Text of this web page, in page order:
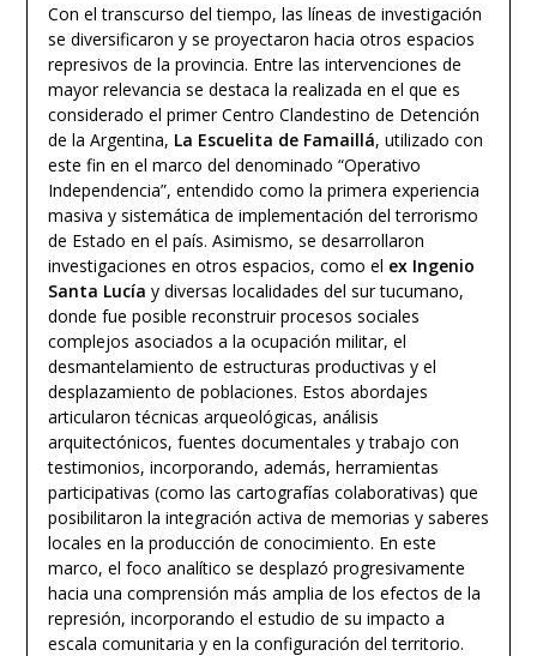
Con el transcurso del tiempo, las líneas de investigación
se diversificaron y se proyectaron hacia otros espacios
represivos de la provincia. Entre las intervenciones de
mayor relevancia se destaca la realizada en el que es
considerado el primer Centro Clandestino de Detención
de la Argentina, La Escuelita de Famaillá, utilizado con
este fin en el marco del denominado “Operativo
Independencia”, entendido como la primera experiencia
masiva y sistemática de implementación del terrorismo
de Estado en el país. Asimismo, se desarrollaron
investigaciones en otros espacios, como el ex Ingenio
Santa Lucía y diversas localidades del sur tucumano,
donde fue posible reconstruir procesos sociales
complejos asociados a la ocupación militar, el
desmantelamiento de estructuras productivas y el
desplazamiento de poblaciones. Estos abordajes
articularon técnicas arqueológicas, análisis
arquitectónicos, fuentes documentales y trabajo con
testimonios, incorporando, además, herramientas
participativas (como las cartografías colaborativas) que
posibilitaron la integración activa de memorias y saberes
locales en la producción de conocimiento. En este
marco, el foco analítico se desplazó progresivamente
hacia una comprensión más amplia de los efectos de la
represión, incorporando el estudio de su impacto a
escala comunitaria y en la configuración del territorio.